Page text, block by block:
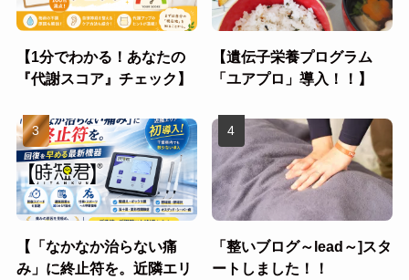
【1分でわかる！あなたの
『代謝スコア』チェック】
【遺伝子栄養プログラム
「ユアプロ」導入！！】
【「なかなか治らない痛
み」に終止符を。近隣エリ
「整いブログ～lead～]スタ
ートしました！！